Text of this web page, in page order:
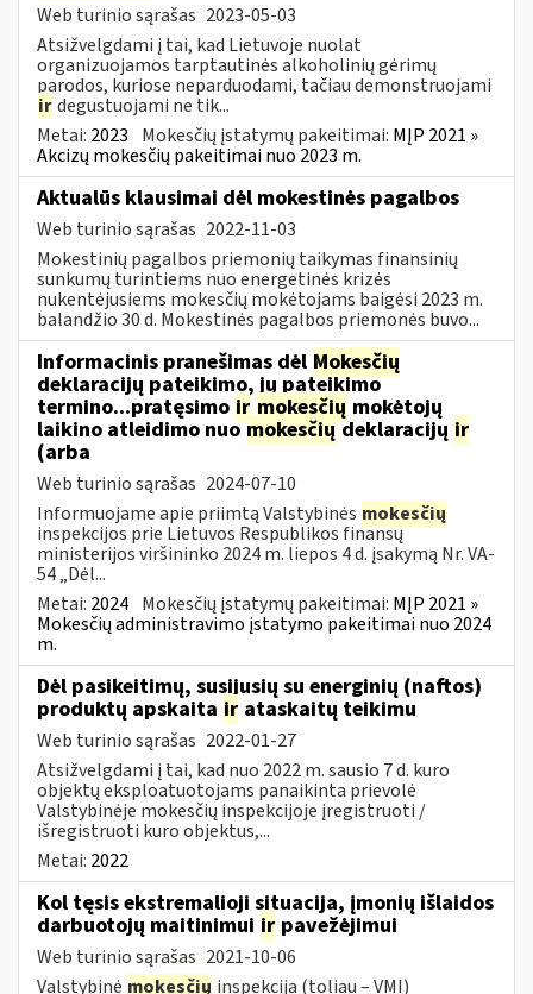
Web turinio sąrašas 2023-05-03
Atsižvelgdami į tai, kad Lietuvoje nuolat
organizuojamos tarptautinės alkoholinių gėrimų
parodos, kuriose neparduodami, tačiau demonstruojami
irdegustuojami ne tik...
Metai: 2023 Mokesčių įstatymų pakeitimai: MĮP 2021 »
Akcizų mokesčių pakeitimai nuo 2023 m.
Aktualūs klausimai dėl mokestinės pagalbos
Web turinio sąrašas 2022-11-03
Mokestinių pagalbos priemonių taikymas finansinių
sunkumų turintiems nuo energetinės krizės
nukentėjusiems mokesčių mokėtojams baigėsi 2023 m.
balandžio 30 d. Mokestinės pagalbos priemonės buvo...
Informacinis pranešimas dėl Mokesčių
deklaracijų pateikimo, jų pateikimo
termino...pratęsimo ir mokesčių mokėtojų
laikino atleidimo nuomokesčiųdeklaracijų ir
(arba
Web turinio sąrašas 2024-07-10
Informuojame apie priimtą Valstybinės mokesčių
inspekcijos prie Lietuvos Respublikos finansų
ministerijos viršininko 2024 m. liepos 4 d. įsakymą Nr. VA-
54 „Dėl...
Metai: 2024 Mokesčių įstatymų pakeitimai: MĮP 2021 »
Mokesčių administravimo įstatymo pakeitimai nuo 2024
m.
Dėl pasikeitimų, susijusių su energinių (naftos)
produktų apskaita ir ataskaitų teikimu
Web turinio sąrašas 2022-01-27
Atsižvelgdami į tai, kad nuo 2022 m. sausio 7 d. kuro
objektų eksploatuotojams panaikinta prievolė
Valstybinėje mokesčių inspekcijoje įregistruoti /
išregistruoti kuro objektus,...
Metai: 2022
Kol tęsis ekstremalioji situacija, įmonių išlaidos
darbuotojų maitinimui ir pavežėjimui
Web turinio sąrašas 2021-10-06
Valstybinė mokesčių inspekcija (toliau – VMI)